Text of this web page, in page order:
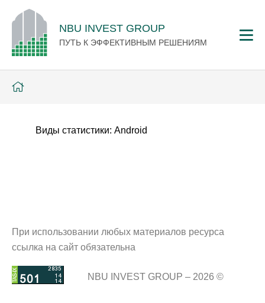
NBU INVEST GROUP
ПУТЬ К ЭФФЕКТИВНЫМ РЕШЕНИЯМ
Виды статистики: Android
При использовании любых материалов ресурса
ссылка на сайт обязательна
NBU INVEST GROUP – 2026 ©